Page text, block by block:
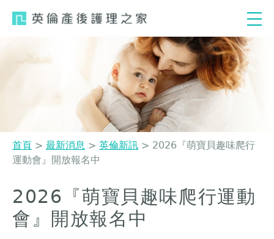
您
在
這
裡
首頁 > 最新消息 > 英倫新訊 > 2026『萌寶貝趣味爬行
運動會』開放報名中
Back
to
top
2026『萌寶貝趣味爬行運動
會』開放報名中